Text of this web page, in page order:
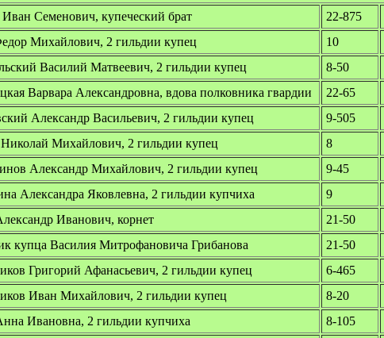
Семенович, купеческий брат 22-875
Михайлович, 2 гильдии купец 10
Василий Матвеевич, 2 гильдии купец 8-50
Варвара Александровна, вдова полковника гвардии 22-65
Александр Васильевич, 2 гильдии купец 9-505
Михайлович, 2 гильдии купец 8
Александр Михайлович, 2 гильдии купец 9-45
Александра Яковлевна, 2 гильдии купчиха 9
Иванович, корнет 21-50
купца Василия Митрофановича Грибанова 21-50
Григорий Афанасьевич, 2 гильдии купец 6-465
Иван Михайлович, 2 гильдии купец 8-20
Ивановна, 2 гильдии купчиха 8-105